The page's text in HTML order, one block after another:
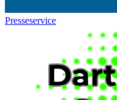
Presseservice